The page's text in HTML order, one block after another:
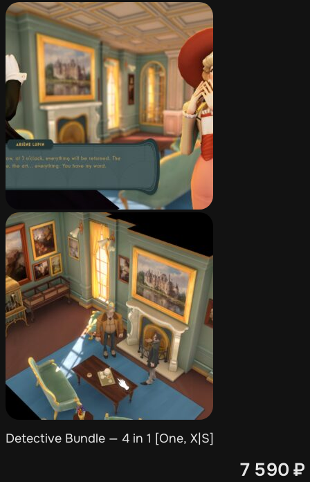
Detective Bundle — 4 in 1 [One, X|S]
7 590 ₽